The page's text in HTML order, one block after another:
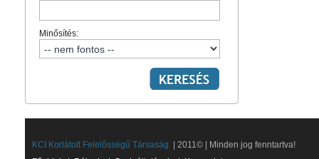
Minősítés:
KCI Korlátolt Felelősségű Társaság. | 2011© | Minden jog fenntartva!